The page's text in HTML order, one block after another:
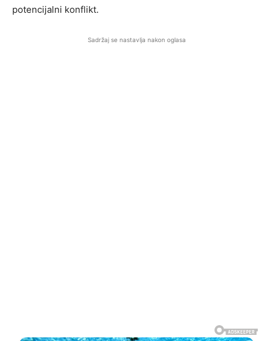
potencijalni konflikt.
Sadržaj se nastavlja nakon oglasa